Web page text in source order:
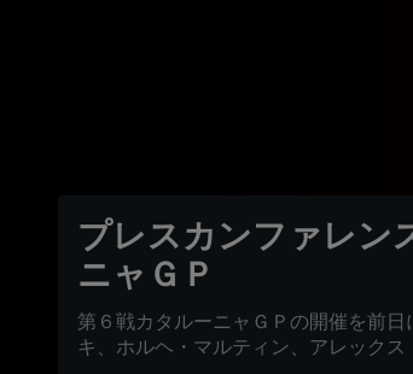
プレスカンファレン
ニャＧＰ
第６戦カタルーニャＧＰの開催を前
キ、ホルヘ・マルティン、アレック